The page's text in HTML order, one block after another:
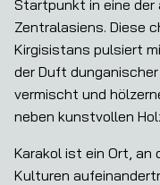
Startpunkt in eine
Zentralasiens. Diese
Kirgisistans pulsiert
der Duft
vermischt und
neben kunstvollen
Karakol ist ein Ort, an
Kulturen